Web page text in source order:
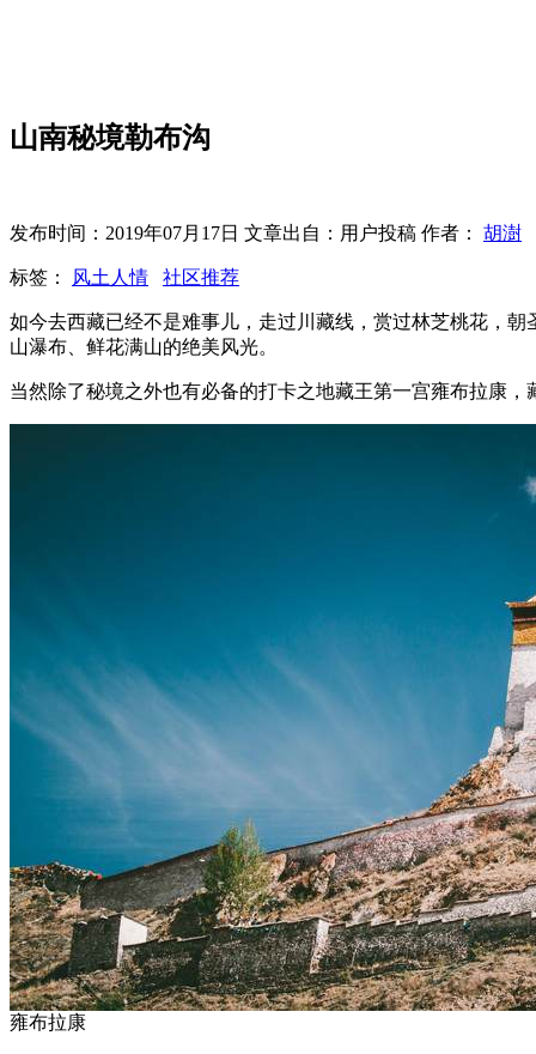
山南秘境勒布沟
发布时间：2019年07月17日 文章出自：用户投稿 作者： 胡澍
标签： 风土人情 社区推荐
如今去西藏已经不是难事儿，走过川藏线，赏过林芝桃花，
山瀑布、鲜花满山的绝美风光。
当然除了秘境之外也有必备的打卡之地藏王第一宫雍布拉康
雍布拉康